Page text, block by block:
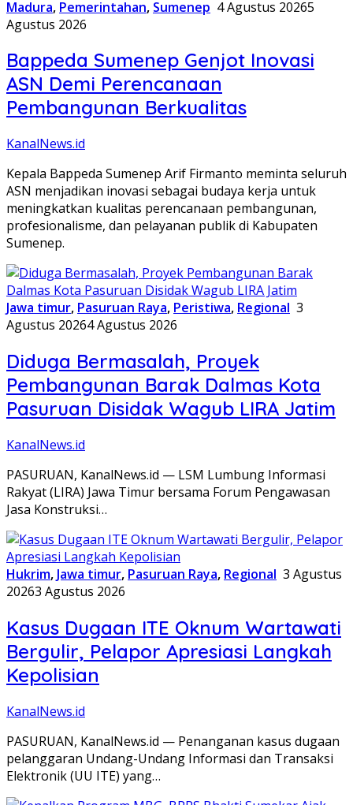
Madura, Pemerintahan, Sumenep 4 Agustus 20265
Agustus 2026
Bappeda Sumenep Genjot Inovasi
ASN Demi Perencanaan
Pembangunan Berkualitas
KanalNews.id
Kepala Bappeda Sumenep Arif Firmanto meminta seluruh
ASN menjadikan inovasi sebagai budaya kerja untuk
meningkatkan kualitas perencanaan pembangunan,
profesionalisme, dan pelayanan publik di Kabupaten
Sumenep.
Jawa timur, Pasuruan Raya, Peristiwa, Regional 3
Agustus 20264 Agustus 2026
Diduga Bermasalah, Proyek
Pembangunan Barak Dalmas Kota
Pasuruan Disidak Wagub LIRA Jatim
KanalNews.id
PASURUAN, KanalNews.id — LSM Lumbung Informasi
Rakyat (LIRA) Jawa Timur bersama Forum Pengawasan
Jasa Konstruksi…
Hukrim, Jawa timur, Pasuruan Raya, Regional 3 Agustus
20263 Agustus 2026
Kasus Dugaan ITE Oknum Wartawati
Bergulir, Pelapor Apresiasi Langkah
Kepolisian
KanalNews.id
PASURUAN, KanalNews.id — Penanganan kasus dugaan
pelanggaran Undang-Undang Informasi dan Transaksi
Elektronik (UU ITE) yang…